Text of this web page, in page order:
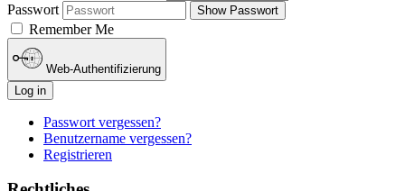
Passwort
Show Passwort
Remember Me
Web-Authentifizierung
Log in
Passwort vergessen?
Benutzername vergessen?
Registrieren